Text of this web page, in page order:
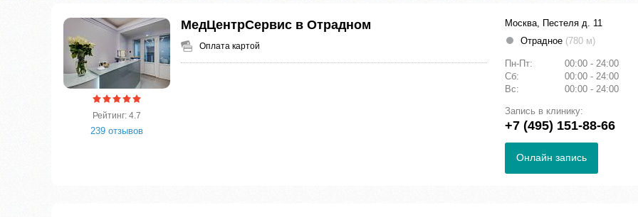
Рейтинг: 4.7
239 отзывов
МедЦентрСервис в Отрадном
Оплата картой
Москва, Пестеля д. 11
Отрадное (780 м)
Пн-Пт:
00:00 - 24:00
Сб:
00:00 - 24:00
Вс:
00:00 - 24:00
Запись в клинику:
+7 (495) 151-88-66
Онлайн запись